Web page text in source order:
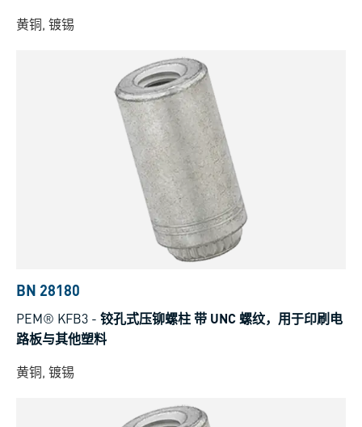
黄铜, 镀锡
BN 28180
PEM® KFB3 - 铰孔式压铆螺柱 带 UNC 螺纹，用于印刷电
路板与其他塑料
黄铜, 镀锡